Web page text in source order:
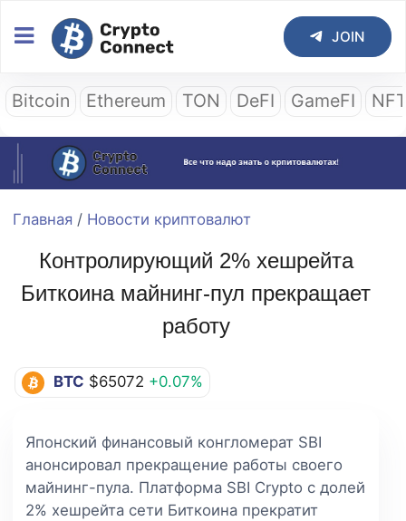
JOIN
Bitcoin Ethereum TON DeFI GameFI
Главная / Новости криптовалют
Контролирующий 2% хешрейта
Биткоина майнинг-пул прекращает
работу
BTC $65072 +0.07%
Японский финансовый конгломерат SBI
анонсировал прекращение работы своего
майнинг-пула. Платформа SBI Crypto с долей
2% хешрейта сети Биткоина прекратит